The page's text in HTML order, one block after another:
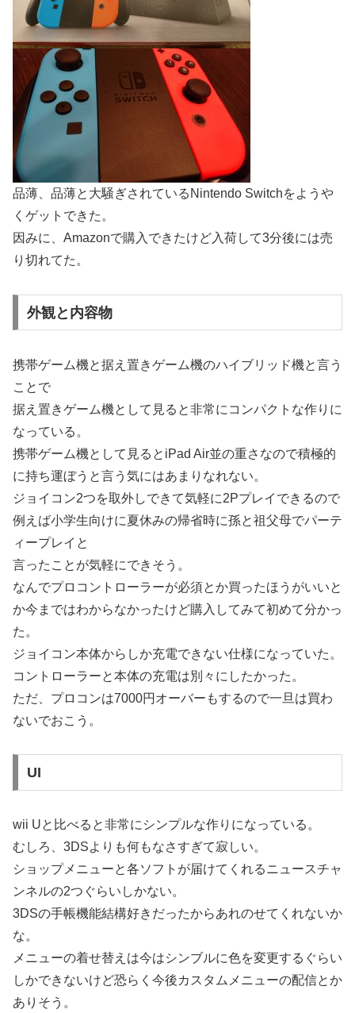
品薄、品薄と大騒ぎされているNintendo Switchをようや
くゲットできた。
因みに、Amazonで購入できたけど入荷して3分後には売
り切れてた。
外観と内容物
携帯ゲーム機と据え置きゲーム機のハイブリッド機と言う
ことで
据え置きゲーム機として見ると非常にコンパクトな作りに
なっている。
携帯ゲーム機として見るとiPad Air並の重さなので積極的
に持ち運ぼうと言う気にはあまりなれない。
ジョイコン2つを取外しできて気軽に2Pプレイできるので
例えば小学生向けに夏休みの帰省時に孫と祖父母でパーテ
ィープレイと
言ったことが気軽にできそう。
なんでプロコントローラーが必須とか買ったほうがいいと
か今まではわからなかったけど購入してみて初めて分かっ
た。
ジョイコン本体からしか充電できない仕様になっていた。
コントローラーと本体の充電は別々にしたかった。
ただ、プロコンは7000円オーバーもするので一旦は買わ
ないでおこう。
UI
wii Uと比べると非常にシンプルな作りになっている。
むしろ、3DSよりも何もなさすぎて寂しい。
ショップメニューと各ソフトが届けてくれるニュースチャ
ンネルの2つぐらいしかない。
3DSの手帳機能結構好きだったからあれのせてくれないか
な。
メニューの着せ替えは今はシンブルに色を変更するぐらい
しかできないけど恐らく今後カスタムメニューの配信とか
ありそう。